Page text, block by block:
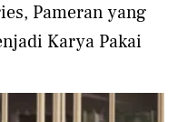
Pameran yang
Karya Pakai